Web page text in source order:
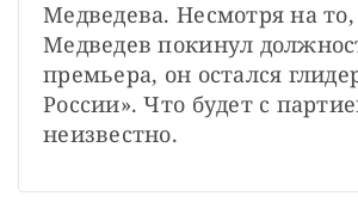
Медведева. Несмотря на
Медведев покинул
премьера, он остался
России». Что будет с
неизвестно.